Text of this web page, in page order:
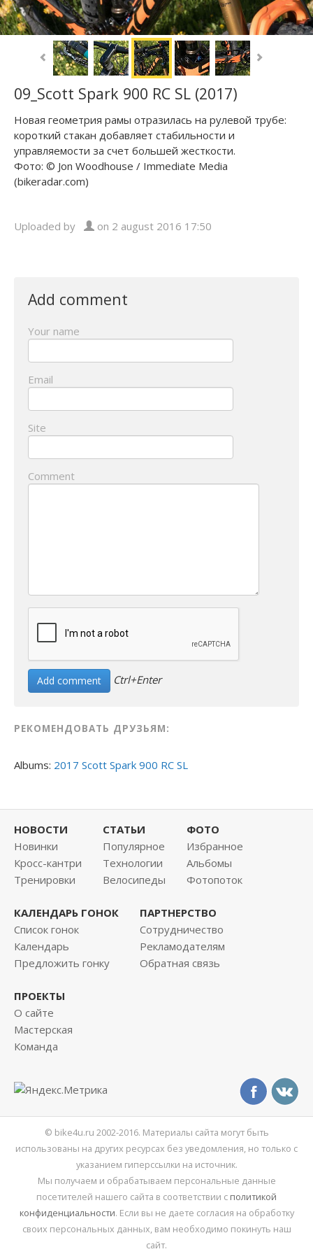
09_Scott Spark 900 RC SL (2017)
Новая геометрия рамы отразилась на рулевой трубе:
короткий стакан добавляет стабильности и
управляемости за счет большей жесткости.
Фото: © Jon Woodhouse / Immediate Media
(bikeradar.com)
Uploaded by on 2 august 2016 17:50
Add comment
Your name
Email
Site
Comment
Ctrl+Enter
РЕКОМЕНДОВАТЬ ДРУЗЬЯМ:
Albums: 2017 Scott Spark 900 RC SL
НОВОСТИ
Новинки
Кросс-кантри
Тренировки
СТАТЬИ
Популярное
Технологии
Велосипеды
ФОТО
Избранное
Альбомы
Фотопоток
КАЛЕНДАРЬ ГОНОК
Список гонок
Календарь
Предложить гонку
ПАРТНЕРСТВО
Сотрудничество
Рекламодателям
Обратная связь
ПРОЕКТЫ
О сайте
Мастерская
Команда
© bike4u.ru 2002-2016. Материалы сайта могут быть
использованы на других ресурсах без уведомления, но только с
указанием гиперссылки на источник.
Мы получаем и обрабатываем персональные данные
посетителей нашего сайта в соответствии с политикой
конфиденциальности. Если вы не даете согласия на обработку
своих персональных данных, вам необходимо покинуть наш
сайт.